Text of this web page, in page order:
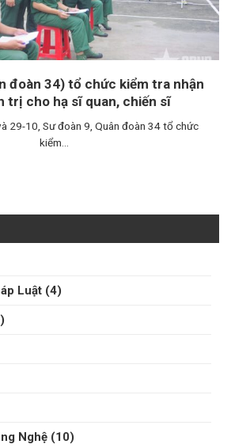
Luật (4)
Nghệ (10)
đoàn 34) tổ chức kiểm tra nhận
trị cho hạ sĩ quan, chiến sĩ
29-10, Sư đoàn 9, Quân đoàn 34 tổ chức
kiểm...